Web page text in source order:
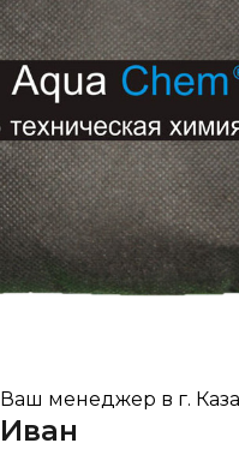
Ваш менеджер в г.
Иван